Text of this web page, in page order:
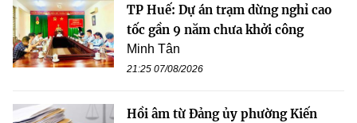
TP Huế: Dự án trạm dừng nghỉ cao
tốc gần 9 năm chưa khởi công
Minh Tân
21:25 07/08/2026
Hồi âm từ Đảng ủy phường Kiến